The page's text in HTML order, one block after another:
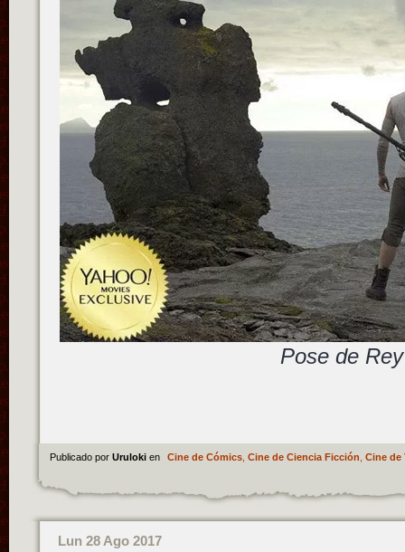
Pose de Rey
Publicado por Uruloki en Cine de Cómics, Cine de Ciencia Ficción Cine de
Lun 28 Ago 2017